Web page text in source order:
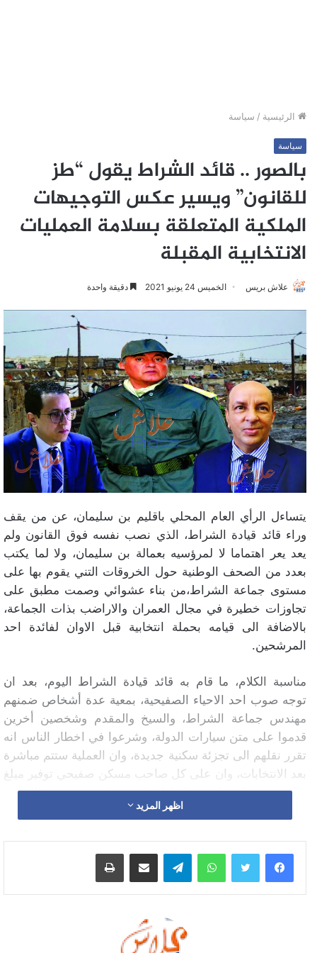
الرئيسية / سياسة
سياسة
بالصور .. قائد الشراط يقول “طز
للقانون” ويسير عكس التوجيهات
الملكية المتعلقة بسلامة العمليات
الانتخابية المقبلة
علاش بريس الخميس 24 يونيو 2021 دقيقة واحدة
يتساءل الرأي العام المحلي باقليم بن سليمان، عن من يقف
وراء قائد قيادة الشراط، الذي نصب نفسه فوق القانون ولم
يعد يعر اهتماما لا لمرؤسيه بعمالة بن سليمان، ولا لما يكتب
بعدد من الصحف الوطنية حول الخروقات التني يقوم بها على
مستوى جماعة الشراط،من بناء عشوائي وصمت مطبق على
تجاوزات خطيرة في مجال العمران والاراضب بذات الجماعة،
بالاضافة الى قيامه بحملة انتخابية قبل الاوان لفائدة احد
المرشحين.
مناسبة الكلام، ما قام به قائد قيادة الشراط اليوم، بعد ان
توجه صوب احد الاحياء الصفيحية، بمعية عدة أشخاص ضمنهم
مهندس جماعة الشراط، والسيخ والمقدم وشخصين أخرين
قدموا على متن سيارات الدولة، وشرعوا في اخطار الناس انه
تقرر نقلهم الى تجزئة سكنية جديدة، وان العملية ستتم مباشرة
بعد الانتخابات، وان على كل صاحب مسكن صفيحي توفير مبلغ
مالي صغير كمساهمة، كما اخطروهم انه بعيد عيد الاضحى
سيتم تمكينهم من ارقام البقع.
كما اكد عدد من السكان في اتصالات هاتفية مسجلة مع موقع
علاش بريس، ان القائد ومن معهم طلبوا من السكان التصويت
لفائدة احد البرلمانين كونه يرجع له الفضل في اخراج الملف
ودخل المركز المغربي لحقوق الانسان، على خط هذه
اظهر المزيد
واتساب تيلقرام مشاركة عبر البريد طباعة